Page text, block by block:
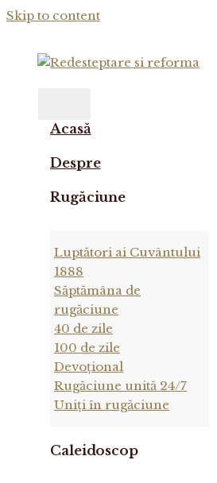
Skip to content
Acasă
Despre
Rugăciune
Luptători ai Cuvântului
1888
Săptămâna de
rugăciune
40 de zile
100 de zile
Devoțional
Rugăciune unită 24/7
Uniți în rugăciune
Caleidoscop